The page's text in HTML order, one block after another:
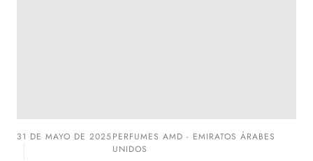
31 DE MAYO DE 2025PERFUMES AMD - EMIRATOS ÁRABES
UNIDOS